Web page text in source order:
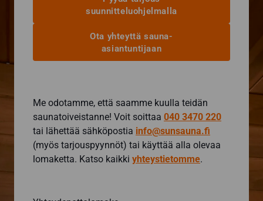
suunnitteluohjelmalla
Ota yhteyttä sauna-
asiantuntijaan
Me odotamme, että saamme kuulla teidän
saunatoiveistanne! Voit soittaa 040 3470 220
tai lähettää sähköpostia info@sunsauna.fi
(myös tarjouspyynnöt) tai käyttää alla olevaa
lomaketta. Katso kaikki yhteystietomme.